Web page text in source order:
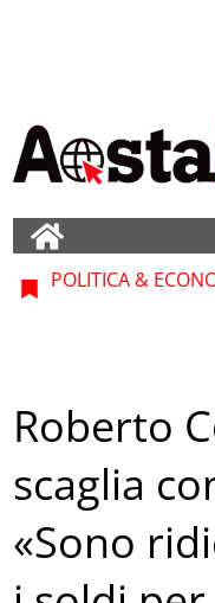
POLITICA &
Roberto
scaglia
«Sono